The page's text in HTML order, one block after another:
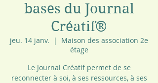
bases du Journal
Créatif®
jeu. 14 janv.
  |
Maison des association 2e
étage
Le Journal Créatif permet de se
reconnecter à soi, à ses ressources, à ses